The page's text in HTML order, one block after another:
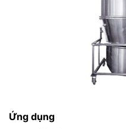
Ứng dụng